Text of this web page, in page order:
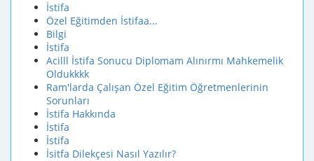
İstifa
Özel Eğitimden İstifaa...
Bilgi
İstifa
Acilll İstifa Sonucu Diplomam Alınırmı Mahkemelik
Oldukkkk
Ram'larda Çalışan Özel Eğitim Öğretmenlerinin
Sorunları
İstifa Hakkında
İstifa
İstifa
İsitfa Dilekçesi Nasıl Yazılır?